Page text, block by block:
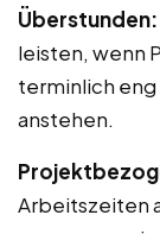
Überstunden:
leisten, wenn
terminlich eng
anstehen.
Arbeitszeiten